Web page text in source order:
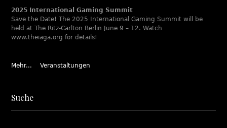
2025 International Gaming Summit
Save the Date! The 2025 International Gaming Summit will be
held at The Ritz-Carlton Berlin June 9 – 12. Watch
www.theiaga.org for details!
Mehr... Veranstaltungen
Suche